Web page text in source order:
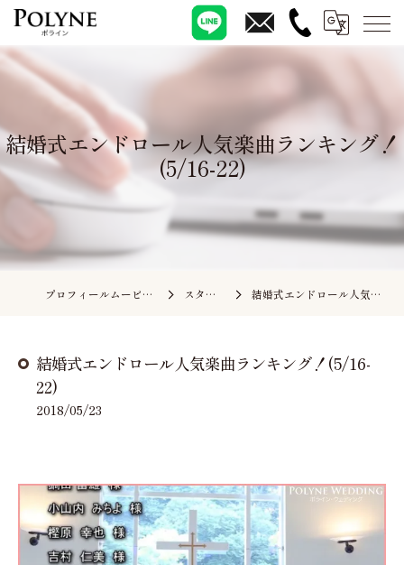
結婚式エンドロール人気楽曲ランキング！
(5/16-22)
プロフィールムービーの依頼ならポライン スタッフブログ 結婚式エンドロール人気楽曲ランキング！(5/16-22)
結婚式エンドロール人気楽曲ランキング！(5/16-
22)
2018/05/23